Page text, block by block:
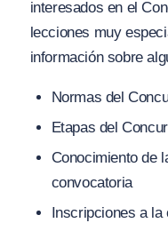
interesados en el
lecciones muy
información sobre
Normas del
Etapas del
Conocimiento de
convocatoria
Inscripciones a la